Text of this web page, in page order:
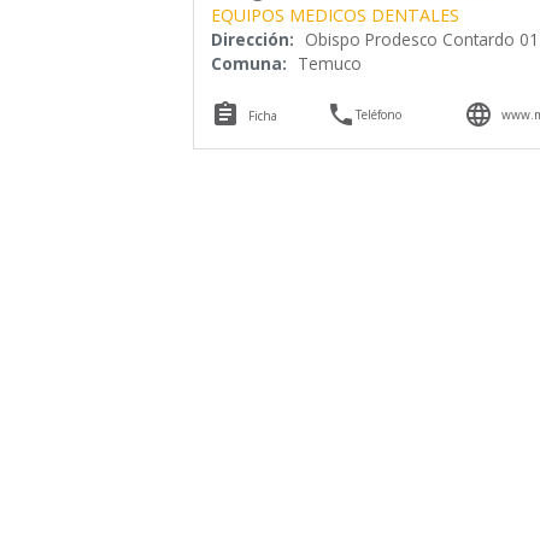
EQUIPOS MEDICOS DENTALES
Dirección: Obispo Prodesco Contardo
Comuna: Temuco
 Ficha Teléfono 